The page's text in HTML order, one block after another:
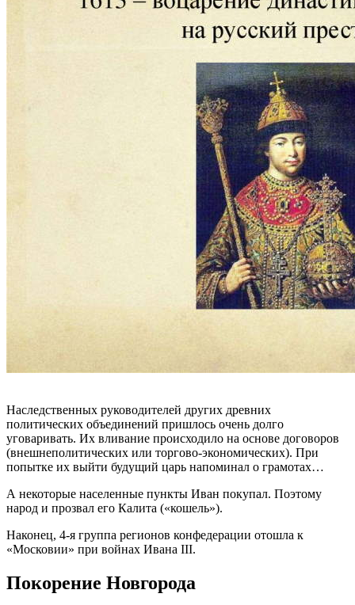
Наследственных руководителей других древних
политических объединений пришлось очень долго
уговаривать. Их вливание происходило на основе договоров
(внешнеполитических или торгово-экономических). При
попытке их выйти будущий царь напоминал о грамотах…
А некоторые населенные пункты Иван покупал. Поэтому
народ и прозвал его Калита («кошель»).
Наконец, 4-я группа регионов конфедерации отошла к
«Московии» при войнах Ивана III.
Покорение Новгорода